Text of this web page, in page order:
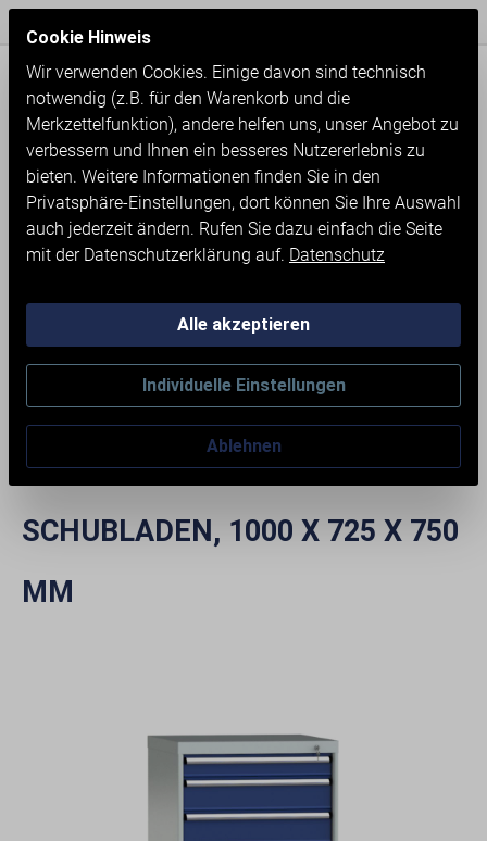
Werkstatteinrichtung
Schubladenschränke
SCHUBLADENSCHRANK MIT 5
SCHUBLADEN, 1000 X 725 X 750
MM
Cookie Hinweis
Wir verwenden Cookies. Einige davon sind technisch
notwendig (z.B. für den Warenkorb und die
Merkzettelfunktion), andere helfen uns, unser Angebot zu
verbessern und Ihnen ein besseres Nutzererlebnis zu
bieten. Weitere Informationen finden Sie in den
Privatsphäre-Einstellungen, dort können Sie Ihre Auswahl
auch jederzeit ändern. Rufen Sie dazu einfach die Seite
mit der Datenschutzerklärung auf. Datenschutz
Individuelle Einstellungen
Ablehnen
Alle akzeptieren